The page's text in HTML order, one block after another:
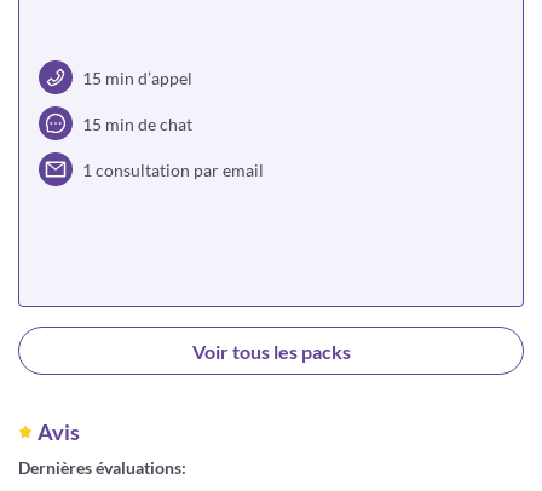
15 min d’appel
15 min de chat
1 consultation par email
Choisir
Voir tous les packs
Avis
Dernières évaluations: